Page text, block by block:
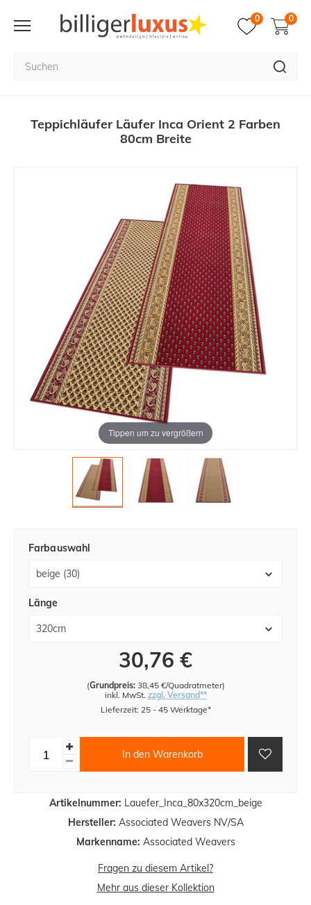
0 0
Teppichläufer Läufer Inca Orient 2 Farben
80cm Breite
Tippen um zu vergrößern
Artikelnummer: Lauefer_Inca_80x320cm_beige
Hersteller: Associated Weavers NV/SA
Markenname: Associated Weavers
Farbauswahl
Länge
30,76 €
(Grundpreis: 38,45 €/Quadratmeter)
inkl. MwSt. zzgl. Versand**
Lieferzeit: 25 - 45 Werktage*
In den Warenkorb
Fragen zu diesem Artikel?
Mehr aus dieser Kollektion